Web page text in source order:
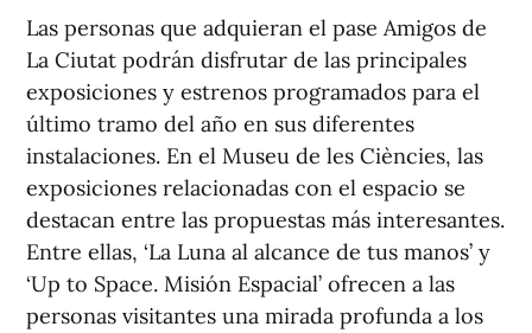
Las personas que adquieran el pase Amigos de
La Ciutat podrán disfrutar de las principales
exposiciones y estrenos programados para el
último tramo del año en sus diferentes
instalaciones. En el Museu de les Ciències, las
exposiciones relacionadas con el espacio se
destacan entre las propuestas más interesantes.
Entre ellas, ‘La Luna al alcance de tus manos’ y
‘Up to Space. Misión Espacial’ ofrecen a las
personas visitantes una mirada profunda a los